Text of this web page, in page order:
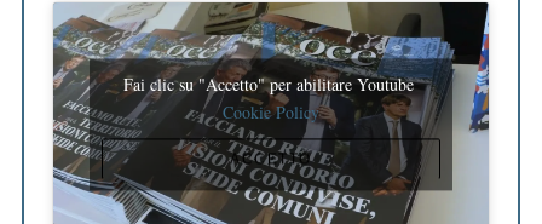
Fai clic su "Accetto" per abilitare Youtube
Cookie Policy
ACCETTO